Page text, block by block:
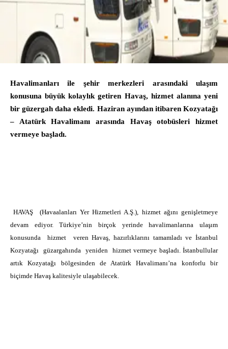
Havalimanları ile şehir merkezleri arasındaki ulaşım
konusuna büyük kolaylık getiren Havaş, hizmet alanına yeni
bir güzergah daha ekledi. Haziran ayından itibaren Kozyatağı
– Atatürk Havalimanı arasında Havaş otobüsleri hizmet
vermeye başladı.
HAVAŞ
(Havaalanları Yer Hizmetleri A.Ş.), hizmet ağını genişletmeye
devam ediyor. Türkiye’nin birçok yerinde havalimanlarına ulaşım
konusunda
hizmet
veren Havaş, hazırlıklarını tamamladı ve İstanbul
Kozyatağı güzargahında yeniden hizmet vermeye başladı. İstanbullular
artık Kozyatağı bölgesinden de Atatürk Havalimanı’na konforlu bir
biçimde Havaş kalitesiyle ulaşabilecek.